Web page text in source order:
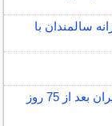
سالمندان با
رهایی پسر جوان از چنگ گروگانگیران بعد از 75 روز